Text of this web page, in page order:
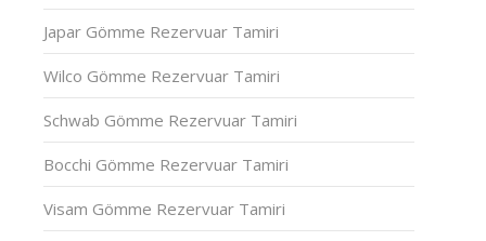
Japar Gömme Rezervuar Tamiri
Wilco Gömme Rezervuar Tamiri
Schwab Gömme Rezervuar Tamiri
Bocchi Gömme Rezervuar Tamiri
Visam Gömme Rezervuar Tamiri